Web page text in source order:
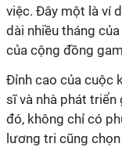
việc. Đây một là ví
dài nhiều tháng
của cộng đồng
Đỉnh cao của cuộc
sĩ và nhà phát triển
đó, không chỉ có
lương tri cũng